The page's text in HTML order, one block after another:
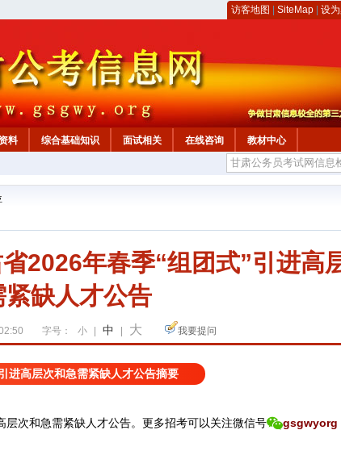
访客地图 SiteMap 设
料 综合基础知识 面试相关 在线咨询
教材中心
2026年春季“组团式”引进高
紧缺人才公告
字号： 小 中 大 我要提问
进高层次和急需紧缺人才公告摘要
次和急需紧缺人才公告。 更多招考可以关注微信号 gsgwyorg